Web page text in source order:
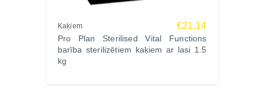
Kaķiem €21.14
Pro Plan Sterilised Vital Functions
barība sterilizētiem kaķiem ar lasi 1.5
kg